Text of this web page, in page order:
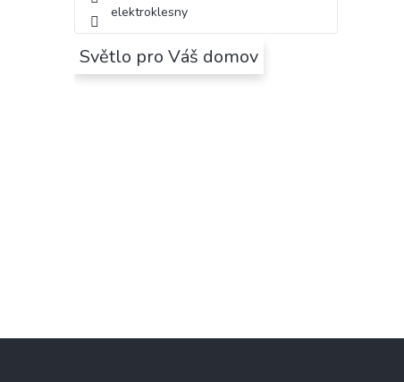
elektroklesny
Světlo pro Váš domov